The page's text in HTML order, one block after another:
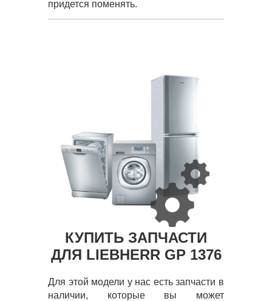
придется поменять.
КУПИТЬ ЗАПЧАСТИ
ДЛЯ LIEBHERR GP 1376
Для этой модели у нас есть запчасти в
наличии, которые вы может